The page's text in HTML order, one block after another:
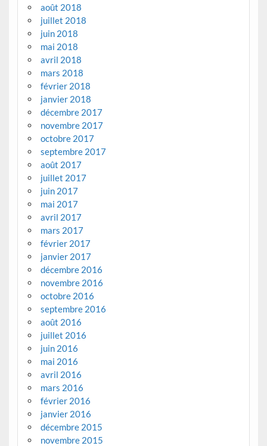
août 2018
juillet 2018
juin 2018
mai 2018
avril 2018
mars 2018
février 2018
janvier 2018
décembre 2017
novembre 2017
octobre 2017
septembre 2017
août 2017
juillet 2017
juin 2017
mai 2017
avril 2017
mars 2017
février 2017
janvier 2017
décembre 2016
novembre 2016
octobre 2016
septembre 2016
août 2016
juillet 2016
juin 2016
mai 2016
avril 2016
mars 2016
février 2016
janvier 2016
décembre 2015
novembre 2015